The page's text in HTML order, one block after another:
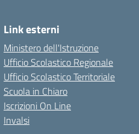
Link esterni
Ministero dell'Istruzione
Ufficio Scolastico Regionale
Ufficio Scolastico Territoriale
Scuola in Chiaro
Iscrizioni On Line
Invalsi